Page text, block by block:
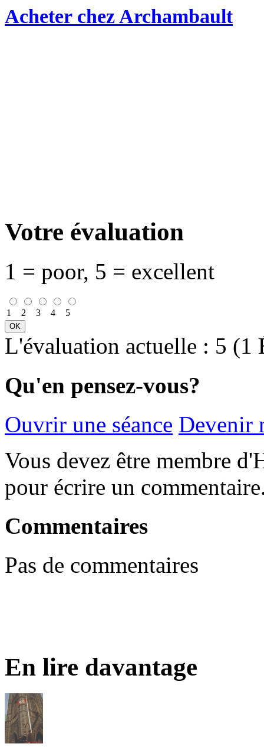
Acheter chez Archambault
Votre évaluation
1 = poor, 5 = excellent
1 2 3 4 5
L'évaluation actuelle : 5 (1
Qu'en pensez-vous?
Ouvrir une séance Devenir
Vous devez être membre
pour écrire un
Commentaires
Pas de commentaires
En lire davantage